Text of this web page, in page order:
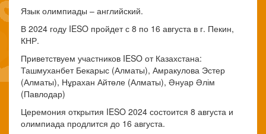
Язык олимпиады – английский.
В 2024 году IESO пройдет с 8 по 16 августа в г. Пекин,
КНР.
Приветствуем участников IESO от Казахстана:
Ташмуханбет Бекарыс (Алматы), Амракулова Эстер
(Алматы), Нұрахан Айтөле (Алматы), Әнуар Әлім
(Павлодар)
Церемония открытия IESO 2024 состоится 8 августа и
олимпиада продлится до 16 августа.